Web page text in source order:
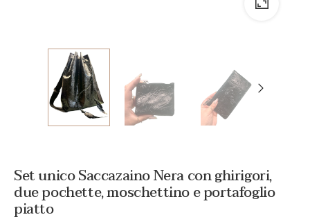
Set unico Saccazaino Nera con ghirigori,
due pochette, moschettino e portafoglio
piatto